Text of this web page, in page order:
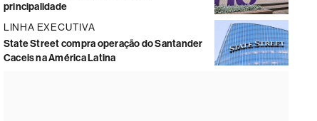
principalidade
LINHA EXECUTIVA
State Street compra operação do Santander
Caceis na América Latina